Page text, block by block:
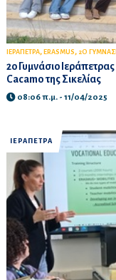
ΙΕΡΑΠΕΤΡΑ, ERASMUS, 2Ο
2ο Γυμνάσιο
Cacamo της Σικελίας
08:06 π.μ. - 11/04/2025
ΙΕΡΑΠΕΤΡΑ